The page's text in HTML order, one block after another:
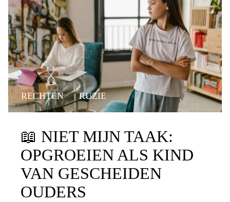
RECHTEN RUZIE
📖 NIET MIJN TAAK:
OPGROEIEN ALS KIND
VAN GESCHEIDEN
OUDERS